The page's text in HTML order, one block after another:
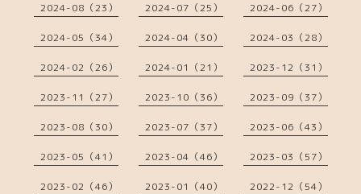
2024-08（23） 2024-07（25） 2024-06（27）
2024-05（34） 2024-04（30） 2024-03（28）
2024-02（26） 2024-01（21） 2023-12（31）
2023-11（27） 2023-10（36） 2023-09（37）
2023-08（30） 2023-07（37） 2023-06（43）
2023-05（41） 2023-04（46） 2023-03（57）
2023-02（46） 2023-01（40） 2022-12（54）